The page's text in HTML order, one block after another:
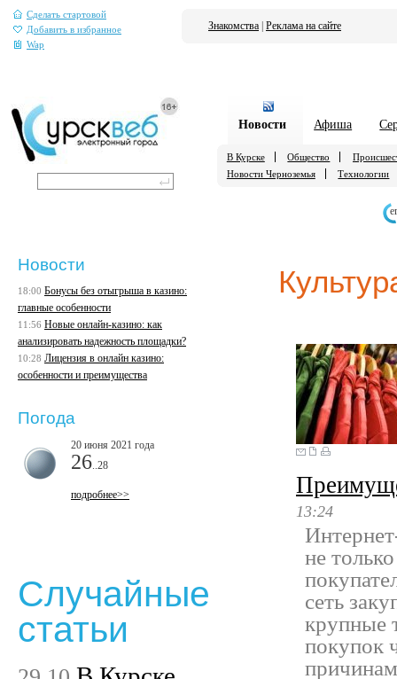
Сделать стартовой
Добавить в избранное
Wap
Знакомства Реклама на сайте
Новости Афиша
В Курске Общество
Новости Черноземья
Технологии
13:24
не
сеть
крупные
покупок
Новости
18:00 Бонусы без отыгрыша в казино:
главные особенности
11:56 Новые онлайн-казино: как
анализировать надежность площадки?
10:28 Лицензия в онлайн казино:
особенности и преимущества
Погода
20 июня 2021 года
26 ..28
подробнее>>
Случайные
статьи